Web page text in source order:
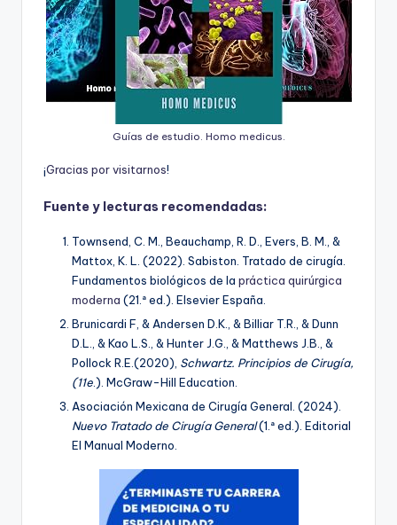
Guías de estudio. Homo medicus.
¡Gracias porvisitarnos!
Fuente y lecturas recomendadas:
Townsend, C. M., Beauchamp, R. D., Evers, B. M., &
Mattox, K. L. (2022). Sabiston. Tratado de cirugía.
Fundamentos biológicos de la práctica quirúrgica
moderna (21.ª ed.). Elsevier España.
Brunicardi F, & Andersen D.K., & Billiar T.R., & Dunn
D.L., & Kao L.S., & Hunter J.G., & Matthews J.B., &
Pollock R.E.(2020), Schwartz. Principios de Cirugía,
(11e.). McGraw-Hill Education.
Asociación Mexicana de Cirugía General. (2024).
Nuevo Tratado de Cirugía General(1.ª ed.). Editorial
El Manual Moderno.